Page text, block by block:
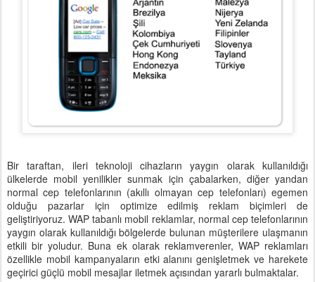
Bir taraftan, ileri teknoloji cihazların yaygın olarak kullanıldığı
ülkelerde mobil yenilikler sunmak için çabalarken, diğer yandan
normal cep telefonlarının (akıllı olmayan cep telefonları) egemen
olduğu pazarlar için optimize edilmiş reklam biçimleri de
geliştiriyoruz. WAP tabanlı mobil reklamlar, normal cep telefonlarının
yaygın olarak kullanıldığı bölgelerde bulunan müşterilere ulaşmanın
etkili bir yoludur. Buna ek olarak reklamverenler, WAP reklamları
özellikle mobil kampanyaların etki alanını genişletmek ve harekete
geçirici güçlü mobil mesajlar iletmek açısından yararlı bulmaktalar.